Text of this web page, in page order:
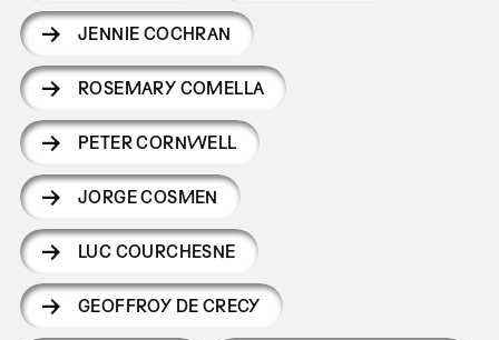
JENNIE COCHRAN
ROSEMARY COMELLA
PETER CORNWELL
JORGE COSMEN
LUC COURCHESNE
GEOFFROY DE CRECY